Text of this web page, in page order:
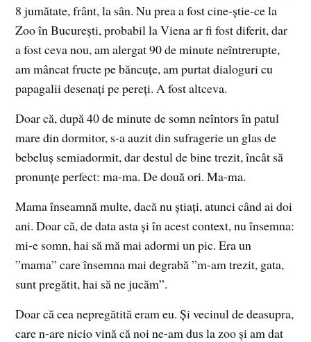
8 jumătate, frânt, la sân. Nu prea a fost cine-știe-ce la
Zoo în București, probabil la Viena ar fi fost diferit, dar
a fost ceva nou, am alergat 90 de minute neîntrerupte,
am mâncat fructe pe băncuțe, am purtat dialoguri cu
papagalii desenați pe pereți. A fost altceva.
Doar că, după 40 de minute de somn neîntors în patul
mare din dormitor, s-a auzit din sufragerie un glas de
bebeluș semiadormit, dar destul de bine trezit, încât să
pronunțe perfect: ma-ma. De două ori. Ma-ma.
Mama înseamnă multe, dacă nu știați, atunci când ai doi
ani. Doar că, de data asta și în acest context, nu însemna:
mi-e somn, hai să mă mai adormi un pic. Era un
”mama” care însemna mai degrabă ”m-am trezit, gata,
sunt pregătit, hai să ne jucăm”.
Doar că cea nepregătită eram eu. Și vecinul de deasupra,
care n-are nicio vină că noi ne-am dus la zoo și am dat